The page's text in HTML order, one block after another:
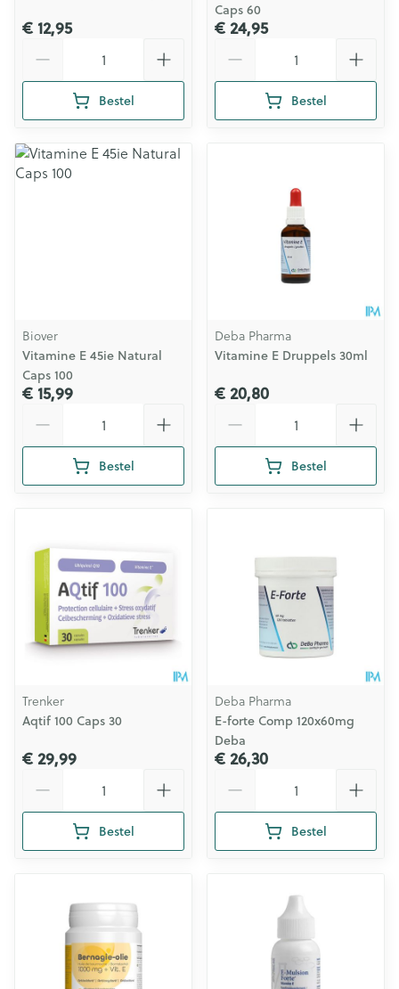
€ 12,95
Bestel
Caps 60
€ 24,95
Bestel
Biover
Vitamine E 45ie Natural
Caps 100
€ 15,99
Bestel
Deba Pharma
Vitamine E Druppels 30ml
€ 20,80
Bestel
Trenker
Aqtif 100 Caps 30
€ 29,99
Bestel
Deba Pharma
E-forte Comp 120x60mg
Deba
€ 26,30
Bestel